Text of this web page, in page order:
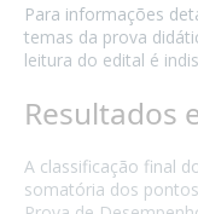
Para informações
temas da prova
leitura do edital é
Resultados
A classificação final
somatória dos